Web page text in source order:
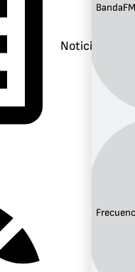
Noticias
Banda:FM